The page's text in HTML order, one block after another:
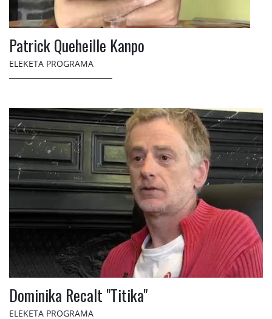
Patrick Queheille Kanpo
ELEKETA PROGRAMA
Dominika Recalt "Titika"
ELEKETA PROGRAMA